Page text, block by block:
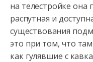
на телестройке она
распутная и
существования
это при том, что
как гулявшие с